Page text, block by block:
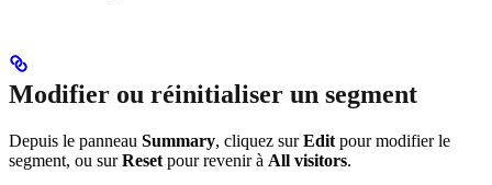
Modifier ou réinitialiser un segment
Depuis le panneau Summary, cliquez surEdit pour modifier le
segment, ou surReset pour revenir à All visitors.